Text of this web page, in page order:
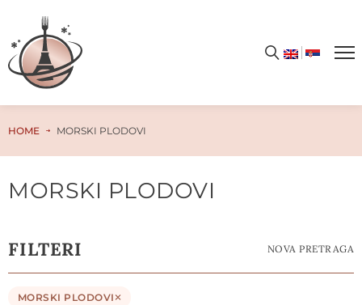
HOME MORSKI PLODOVI
MORSKI PLODOVI
FILTERI NOVA PRETRAGA
MORSKI PLODOVI